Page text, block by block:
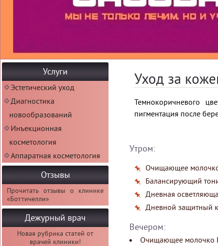
Услуги
Эстетический уход
Диагностика
новообразований
Инъекционная
косметология
Аппаратная косметология
Отзывы
Прочитать отзывы о клинике
«Боттичелли»
Дежурный врач
Новая рубрика статей от
врачей клиники!
Уход за
Темнокоричневого
пигментация после
Утром:
Очищающее
Балансирующий
Дневная
Дневной защитный
Вечером:
Очищающее молочко